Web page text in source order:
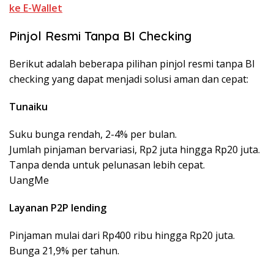
ke E-Wallet
Pinjol Resmi Tanpa BI Checking
Berikut adalah beberapa pilihan pinjol resmi tanpa BI
checking yang dapat menjadi solusi aman dan cepat:
Tunaiku
Suku bunga rendah, 2-4% per bulan.
Jumlah pinjaman bervariasi, Rp2 juta hingga Rp20 juta.
Tanpa denda untuk pelunasan lebih cepat.
UangMe
Layanan P2P lending
Pinjaman mulai dari Rp400 ribu hingga Rp20 juta.
Bunga 21,9% per tahun.